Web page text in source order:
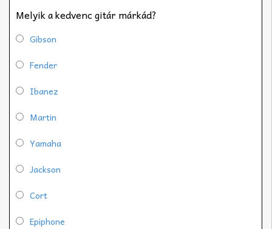
Melyik a kedvenc gitár márkád?
Gibson
Fender
Ibanez
Martin
Yamaha
Jackson
Cort
Epiphone